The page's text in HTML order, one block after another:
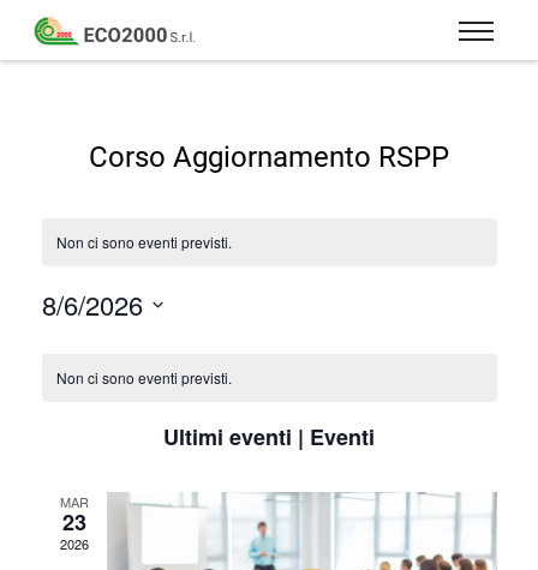
Eco
2000
Formazione
sul
–
Corso Aggiornamento RSPP
Non ci sono eventi previsti.
8/6/2026
Non ci sono eventi previsti.
Ultimi eventi | Eventi
MAR
23
2026